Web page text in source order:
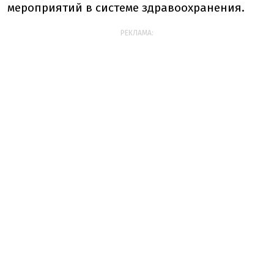
мероприятий в системе здравоохранения.
РЕКЛАМА: